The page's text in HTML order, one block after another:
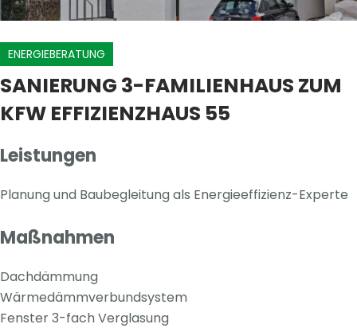
ENERGIEBERATUNG
SANIERUNG 3-FAMILIENHAUS ZUM
KFW EFFIZIENZHAUS 55
Leistungen
Planung und Baubegleitung als Energieeffizienz-Experte
Maßnahmen
Dachdämmung
Wärmedämmverbundsystem
Fenster 3-fach Verglasung